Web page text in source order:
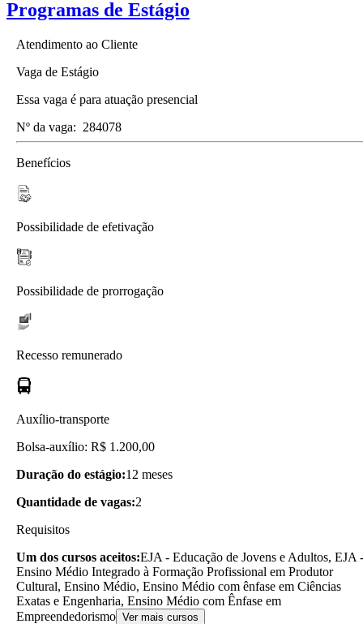
Programas de Estágio
Atendimento ao Cliente
Vaga de Estágio
Essa vaga é para atuação presencial
Nº da vaga: 284078
Benefícios
Possibilidade de efetivação
Possibilidade de prorrogação
Recesso remunerado
Auxílio-transporte
Bolsa-auxílio: R$ 1.200,00
Duração do estágio:12 meses
Quantidade de vagas:2
Requisitos
Um dos cursos aceitos:EJA - Educação de Jovens e Adultos, EJA -
Ensino Médio Integrado à Formação Profissional em Produtor
Cultural, Ensino Médio, Ensino Médio com ênfase em Ciências
Exatas e Engenharia, Ensino Médio com Ênfase em
Empreendedorismo Ver mais cursos